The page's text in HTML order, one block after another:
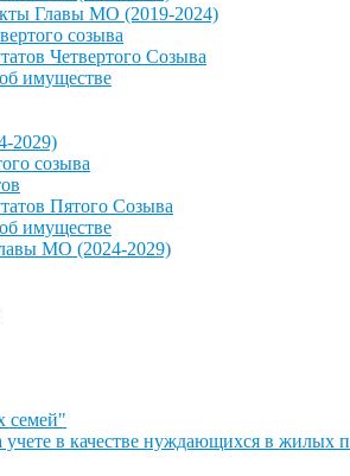
Главы МО (2019-2024)
созыва
Четвертого Созыва
имуществе
2029)
созыва
Пятого Созыва
имуществе
МО (2024-2029)
семей"
в качестве нуждающихся в